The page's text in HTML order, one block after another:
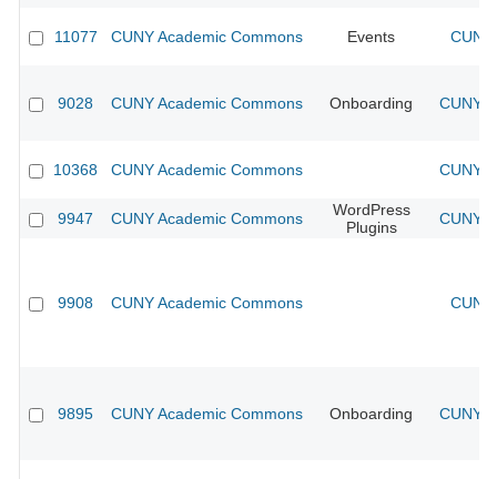
11077 CUNY Academic Commons Events
9028 CUNY Academic Commons Onboarding CUNY
10368 CUNY Academic Commons CUNY
9947 CUNY Academic Commons
WordPress
Plugins
CUNY
9908 CUNY Academic Commons
9895 CUNY Academic Commons Onboarding CUNY